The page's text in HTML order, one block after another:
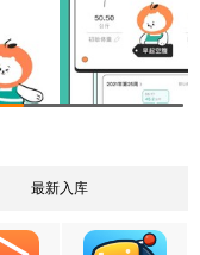
最新入库